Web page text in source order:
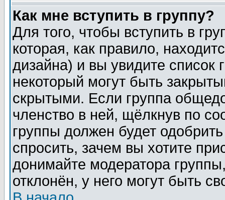
Как мне вступить в группу?
Для того, чтобы вступить в
которая, как правило,
дизайна) и вы увидите список
некоторый могут быть
скрытыми. Если группа
членство в ней, щёлкнув по
группы должен будет
спросить, зачем вы хотите
донимайте модератора
отклонён, у него могут быть